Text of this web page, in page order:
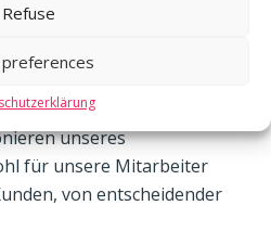
Refuse
ist für das
unseres
für unsere Mitarbeiter
von entscheidender